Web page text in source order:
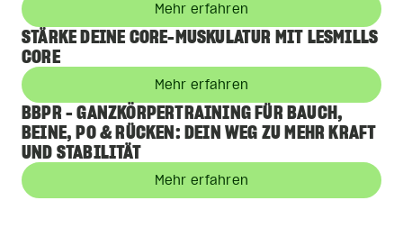
Mehr erfahren
STÄRKE DEINE CORE-MUSKULATUR MIT LESMILLS
CORE
Mehr erfahren
BBPR - GANZKÖRPERTRAINING FÜR BAUCH,
BEINE, PO & RÜCKEN: DEIN WEG ZU MEHR KRAFT
UND STABILITÄT
Mehr erfahren